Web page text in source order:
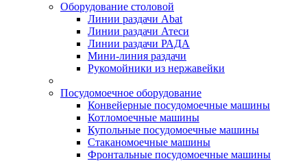
Оборудование столовой
Линии раздачи Abat
Линии раздачи Атеси
Линии раздачи РАДА
Мини-линия раздачи
Рукомойники из нержавейки
Посудомоечное оборудование
Конвейерные посудомоечные машины
Котломоечные машины
Купольные посудомоечные машины
Стаканомоечные машины
Фронтальные посудомоечные машины